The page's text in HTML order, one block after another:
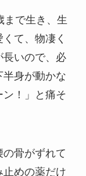
まで生き、生
て、物凄く
長いので、必
身が動かな
ン！」と痛そ
骨がずれて
めの薬だけ